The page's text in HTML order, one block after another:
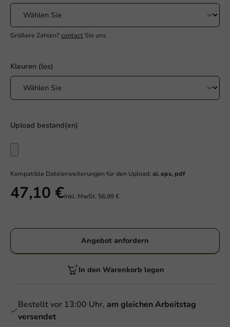
Größere Zahlen? contact Sie uns.
Kleuren (los)
Upload bestand(en)
Kompatible Dateierweiterungen für den Upload: ai, eps, pdf
47,10 €Inkl. MwSt. 56,99 €
Angebot anfordern
In den Warenkorb legen
Bestellt vor 13:00 Uhr, am gleichen Arbeitstag
versendet